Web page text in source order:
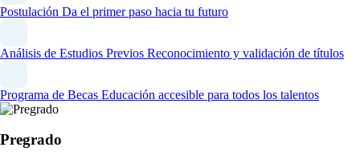
Postulación Da el primer paso hacia tu futuro
Análisis de Estudios Previos Reconocimiento y validación de títulos
Programa de Becas Educación accesible para todos los talentos
Pregrado